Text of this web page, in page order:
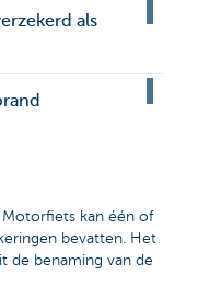
als
kan één of
bevatten. Het
de benaming van de